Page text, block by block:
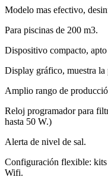
Modelo mas efectivo,
Para piscinas de 200 m3.
Dispositivo compacto, apto
Display gráfico, muestra
Amplio rango de
Reloj programador para
hasta 50 W.)
Alerta de nivel de sal.
Configuración flexible:
Wifi.